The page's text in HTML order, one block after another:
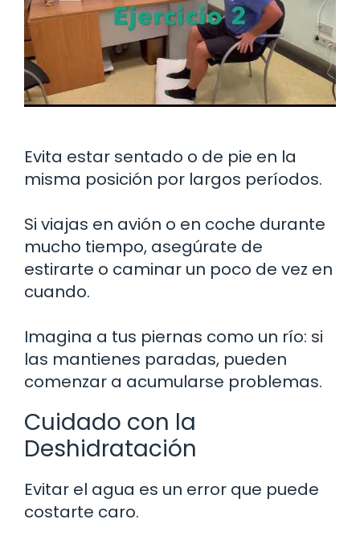
Evita estar sentado o de pie en la
misma posición por largos períodos.
Si viajas en avión o en coche durante
mucho tiempo, asegúrate de
estirarte o caminar un poco de vez en
cuando.
Imagina a tus piernas como un río: si
las mantienes paradas, pueden
comenzar a acumularse problemas.
Cuidado con la
Deshidratación
Evitar el agua es un error que puede
costarte caro.